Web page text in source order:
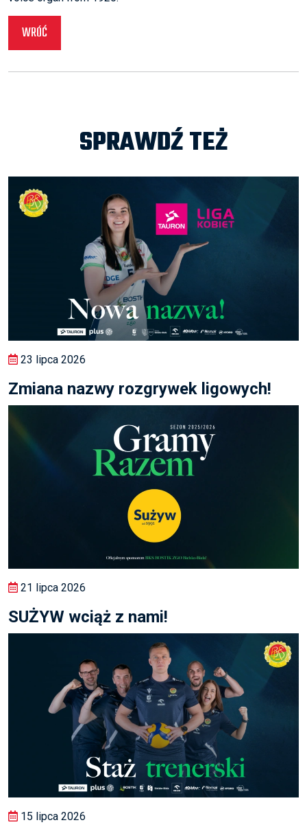
WRÓĆ
SPRAWDŹ TEŻ
23 lipca 2026
Zmiana nazwy rozgrywek ligowych!
21 lipca 2026
SUŻYW wciąż z nami!
15 lipca 2026